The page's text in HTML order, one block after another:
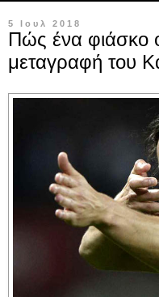
5 Ιουλ 2018
Πώς ένα φιάσκο
μεταγραφή του